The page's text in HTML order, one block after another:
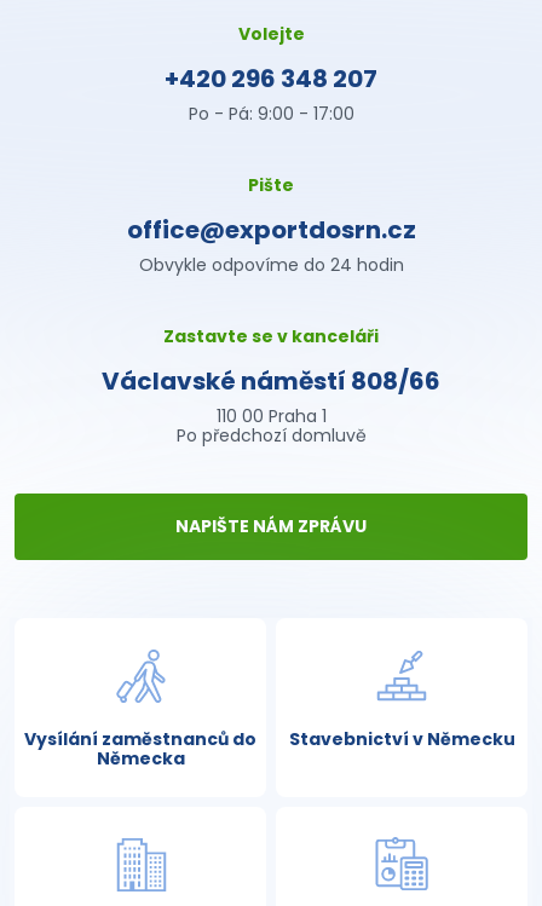
Volejte
+420 296 348 207
Po - Pá: 9:00 - 17:00
Pište
office@exportdosrn.cz
Obvykle odpovíme do 24 hodin
Zastavte se v kanceláři
Václavské náměstí 808/66
110 00 Praha 1
Po předchozí domluvě
NAPIŠTE NÁM ZPRÁVU
Vysílání zaměstnanců do
Německa
Stavebnictví v Německu